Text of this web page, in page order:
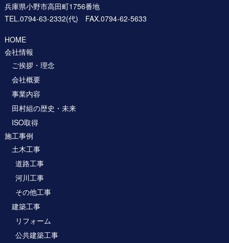
兵庫県小野市高田町1756番地
TEL.0794-63-2332(代) FAX.0794-62-5633
HOME
会社情報
ご挨拶・理念
会社概要
事業内容
田村組の歴史・未来
ISO取得
施工事例
土木工事
道路工事
河川工事
その他工事
建築工事
リフォーム
公共建築工事